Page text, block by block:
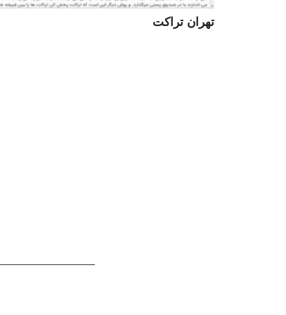
تهران تراکت